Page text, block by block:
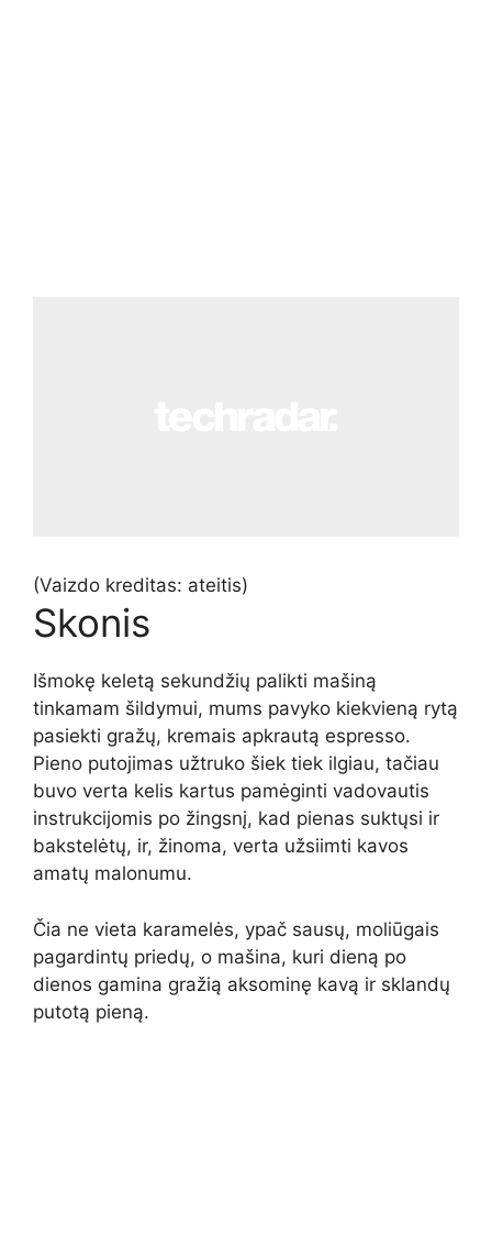
(Vaizdo kreditas: ateitis)
Skonis
Išmokę keletą sekundžių palikti mašiną
tinkamam šildymui, mums pavyko kiekvieną rytą
pasiekti gražų, kremais apkrautą espresso.
Pieno putojimas užtruko šiek tiek ilgiau, tačiau
buvo verta kelis kartus pamėginti vadovautis
instrukcijomis po žingsnį, kad pienas suktųsi ir
bakstelėtų, ir, žinoma, verta užsiimti kavos
amatų malonumu.
Čia ne vieta karamelės, ypač sausų, moliūgais
pagardintų priedų, o mašina, kuri dieną po
dienos gamina gražią aksominę kavą ir sklandų
putotą pieną.